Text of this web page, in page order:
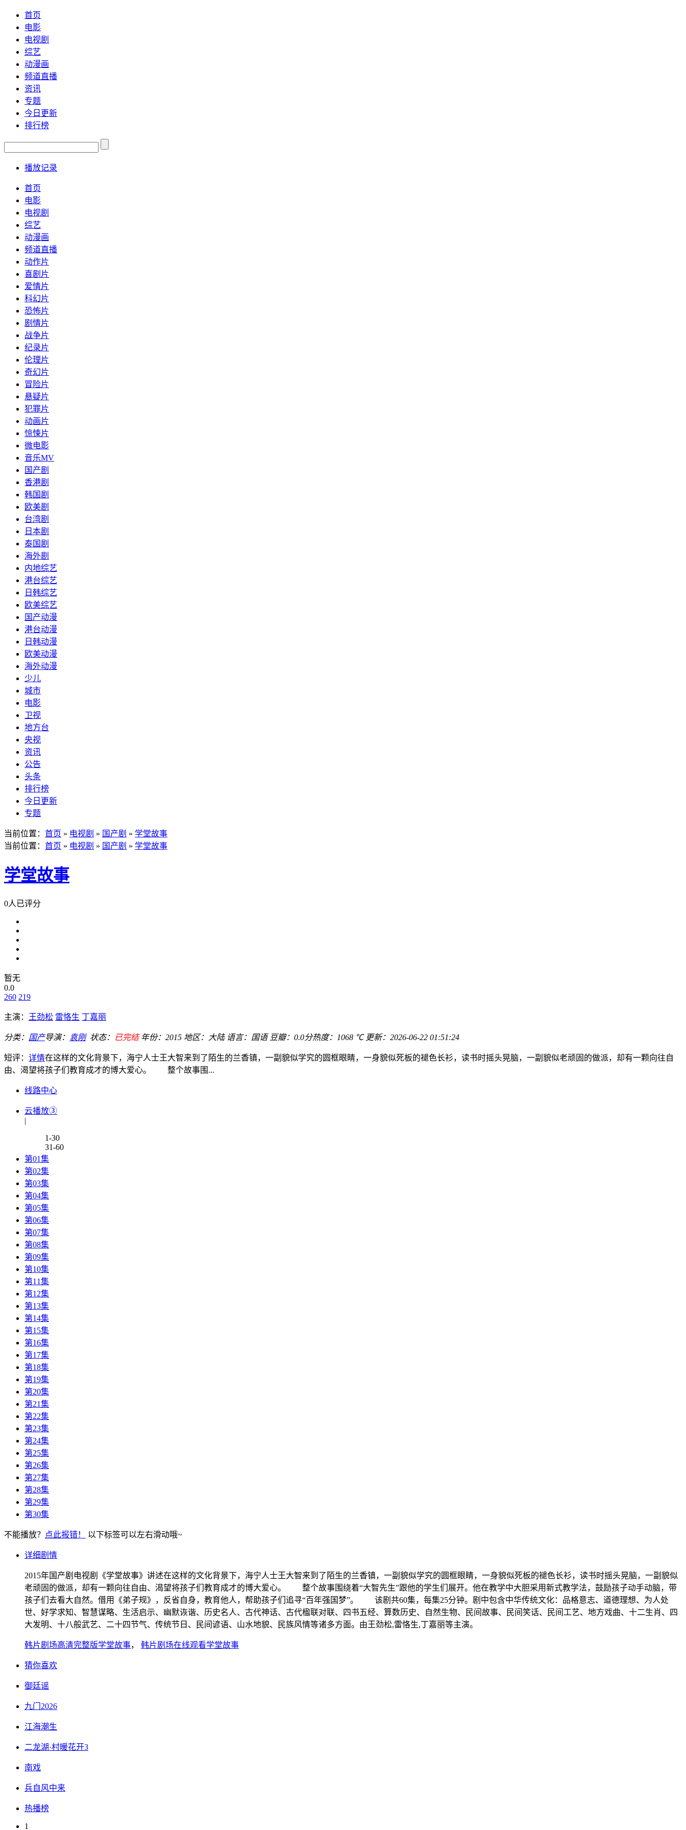
首页
电影
电视剧
综艺
动漫画
频道直播
资讯
专题
今日更新
排行榜
播放记录
首页
电影
电视剧
综艺
动漫画
频道直播
动作片
喜剧片
爱情片
科幻片
恐怖片
剧情片
战争片
纪录片
伦理片
奇幻片
冒险片
悬疑片
犯罪片
动画片
惊悚片
微电影
音乐MV
国产剧
香港剧
韩国剧
欧美剧
台湾剧
日本剧
泰国剧
海外剧
内地综艺
港台综艺
日韩综艺
欧美综艺
国产动漫
港台动漫
日韩动漫
欧美动漫
海外动漫
少儿
城市
电影
卫视
地方台
央视
资讯
公告
头条
排行榜
今日更新
专题
当前位置： 首页 » 电视剧 » 国产剧 » 学堂故事
当前位置： 首页 » 电视剧 » 国产剧 » 学堂故事
学堂故事
0人已评分
暂无
0.0
260 219
主演： 王劲松 雷恪生 丁嘉丽
分类： 国产导演： 袁刚 状态： 已完结 年份： 2015 地区： 大陆 语言： 国语 豆瓣：0.0分热度：1068 ℃ 更新： 2026-06-22 01:51:24
短评： 详情在这样的文化背景下，海宁人士王大智来到了陌生的兰香镇，一副貌似学究的圆框眼睛，一身貌似死板的褪色长衫，读书时摇头晃脑，一副貌似老顽固的做派，却有一颗向往自
由、渴望将孩子们教育成才的博大爱心。 整个故事围...
线路中心
云播放③
|
1-30
31-60
第01集
第02集
第03集
第04集
第05集
第06集
第07集
第08集
第09集
第10集
第11集
第12集
第13集
第14集
第15集
第16集
第17集
第18集
第19集
第20集
第21集
第22集
第23集
第24集
第25集
第26集
第27集
第28集
第29集
第30集
不能播放？ 点此报错！ 以下标签可以左右滑动哦~
详细剧情
2015年国产剧电视剧《学堂故事》讲述在这样的文化背景下，海宁人士王大智来到了陌生的兰香镇，一副貌似学究的圆框眼睛，一身貌似死板的褪色长衫，读书时摇头晃脑，一副貌似
老顽固的做派，却有一颗向往自由、渴望将孩子们教育成才的博大爱心。 整个故事围绕着“大智先生”跟他的学生们展开。他在教学中大胆采用新式教学法，鼓励孩子动手动脑，带
孩子们去看大自然。借用《弟子规》，反省自身，教育他人，帮助孩子们追寻“百年强国梦”。 该剧共60集，每集25分钟。剧中包含中华传统文化：品格意志、道德理想、为人处
世、好学求知、智慧谋略、生活启示、幽默诙谐、历史名人、古代神话、古代楹联对联、四书五经、算数历史、自然生物、民间故事、民间笑话、民间工艺、地方戏曲、十二生肖、四
大发明、十八般武艺、二十四节气、传统节日、民间谚语、山水地貌、民族风情等诸多方面。由王劲松,雷恪生,丁嘉丽等主演。
韩片剧场高清完整版学堂故事， 韩片剧场在线观看学堂故事
猜你喜欢
御廷谣
九门2026
江海潮生
二龙湖·村暖花开3
南戏
兵自风中来
热播榜
1